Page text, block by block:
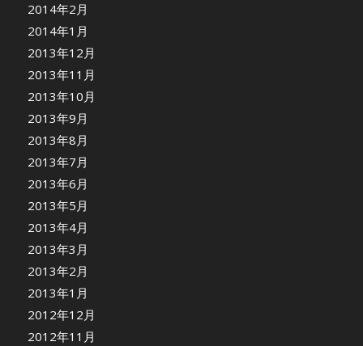
2014年2月
2014年1月
2013年12月
2013年11月
2013年10月
2013年9月
2013年8月
2013年7月
2013年6月
2013年5月
2013年4月
2013年3月
2013年2月
2013年1月
2012年12月
2012年11月